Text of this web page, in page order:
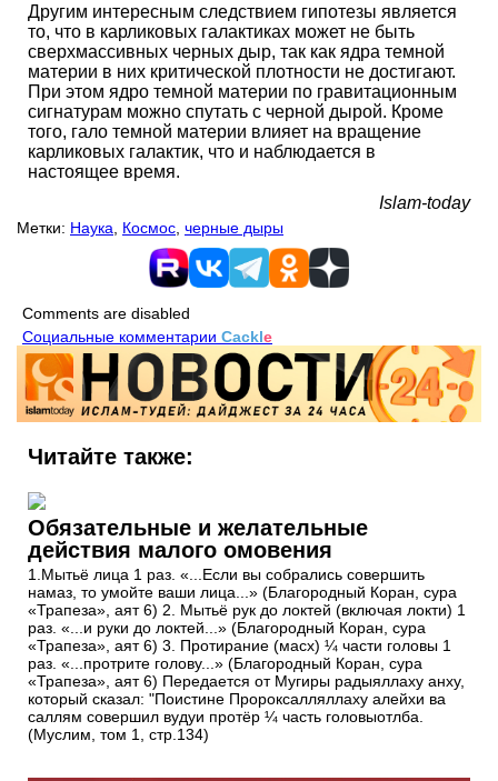
Другим интересным следствием гипотезы является
то, что в карликовых галактиках может не быть
сверхмассивных черных дыр, так как ядра темной
материи в них критической плотности не достигают.
При этом ядро темной материи по гравитационным
сигнатурам можно спутать с черной дырой. Кроме
того, гало темной материи влияет на вращение
карликовых галактик, что и наблюдается в
настоящее время.
Islam-today
Метки: Наука Космос черные дыры
Comments are disabled
Социальные комментарии Cackle
Читайте также:
Обязательные и желательные
действия малого омовения
1.Мытьё лица 1 раз. «...Если вы собрались совершить
намаз, то умойте ваши лица...» (Благородный Коран, сура
«Трапеза», аят 6) 2. Мытьё рук до локтей (включая локти) 1
раз. «...и руки до локтей...» (Благородный Коран, сура
«Трапеза», аят 6) 3. Протирание (масх) ¼ части головы 1
раз. «...протрите голову...» (Благородный Коран, сура
«Трапеза», аят 6) Передается от Мугиры радыяллаху анху,
который сказал: "Поистине Пророксалляллаху алейхи ва
саллям совершил вудуи протёр ¼ часть головыотлба.
(Муслим, том 1, стр.134)